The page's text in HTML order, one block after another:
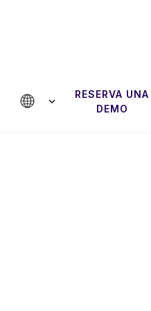
RESERVA UNA
DEMO